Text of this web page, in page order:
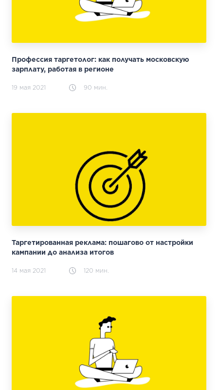
Профессия таргетолог: как получать московскую
зарплату, работая в регионе
19 мая 2021 90 мин.
Таргетированная реклама: пошагово от настройки
кампании до анализа итогов
14 мая 2021 120 мин.